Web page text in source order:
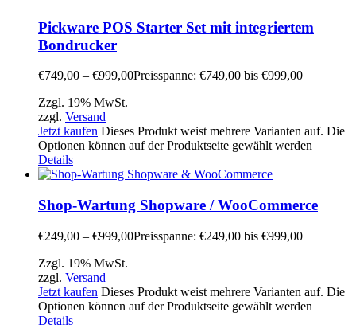
Pickware POS Starter Set mit integriertem
Bondrucker
€749,00 – €999,00Preisspanne: €749,00 bis €999,00
Zzgl. 19% MwSt.
zzgl. Versand
Jetzt kaufen Dieses Produkt weist mehrere Varianten auf. Die
Optionen können auf der Produktseite gewählt werden
Details
Shop-Wartung Shopware / WooCommerce
€249,00 – €999,00Preisspanne: €249,00 bis €999,00
Zzgl. 19% MwSt.
zzgl. Versand
Jetzt kaufen Dieses Produkt weist mehrere Varianten auf. Die
Optionen können auf der Produktseite gewählt werden
Details